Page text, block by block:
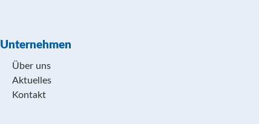
Unternehmen
Über uns
Aktuelles
Kontakt